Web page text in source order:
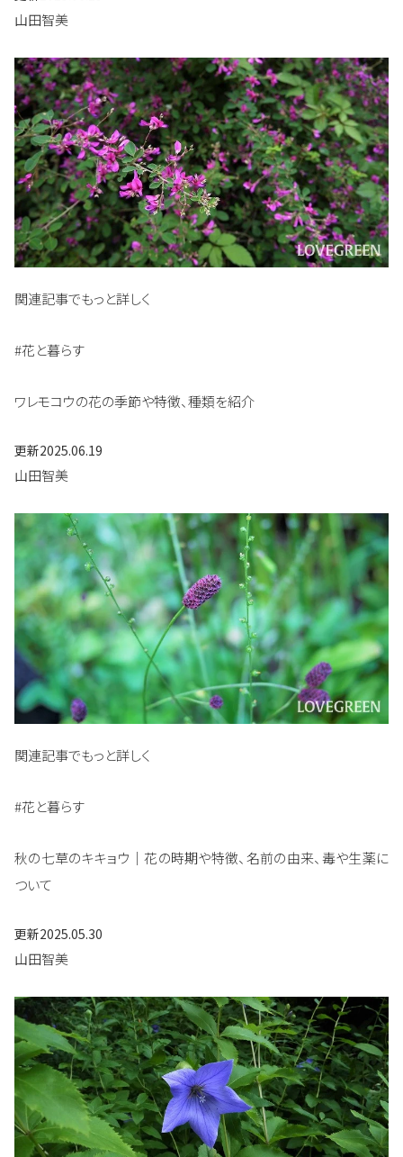
山田智美
関連記事でもっと詳しく
#花と暮らす
ワレモコウの花の季節や特徴、種類を紹介
更新2025.06.19
山田智美
関連記事でもっと詳しく
#花と暮らす
秋の七草のキキョウ｜花の時期や特徴、名前の由来、毒や生薬に
ついて
更新2025.05.30
山田智美